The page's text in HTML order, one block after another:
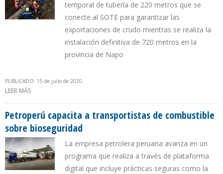
temporal de tubería de 220 metros que se
conecte al SOTE para garantizar las
exportaciones de crudo mientras se realiza la
instalación definitiva de 720 metros en la
provincia de Napo
PUBLICADO: 15 de julio de 2020
LEER MÁS
Petroperú capacita a transportistas de combustible
sobre bioseguridad
La empresa petrolera peruana avanza en un
programa que realiza a través de plataforma
digital que incluye prácticas seguras como la